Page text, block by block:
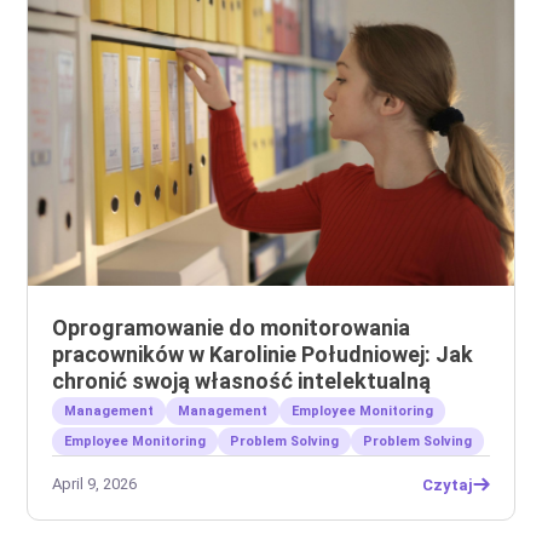
Oprogramowanie do monitorowania
pracowników w Karolinie Południowej: Jak
chronić swoją własność intelektualną
Management Management
Employee Monitoring
Employee Monitoring
Problem Solving Problem Solving
April 9, 2026 Czytaj